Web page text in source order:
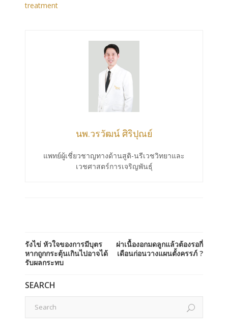
treatment
นพ.วรวัฒน์ ศิริปุณย์
แพทย์ผู้เชี่ยวชาญทางด้านสูติ-นรีเวชวิทยาและ
เวชศาสตร์การเจริญพันธุ์
รังไข่ หัวใจของการมีบุตร
หากถูกกระตุ้นเกินไปอาจได้
รับผลกระทบ
ผ่าเนื้องอกมดลูกแล้วต้องรอกี่
เดือนก่อนวางแผนตั้งครรภ์ ?
SEARCH